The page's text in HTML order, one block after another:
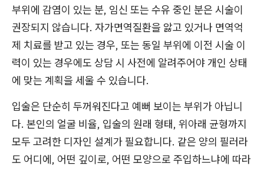
부위에 감염이 있는 분, 임신 또는 수유 중인 분은 시술이
권장되지 않습니다. 자가면역질환을 앓고 있거나 면역억
제 치료를 받고 있는 경우, 또는 동일 부위에 이전 시술 이
력이 있는 경우에도 상담 시 사전에 알려주어야 개인 상태
에 맞는 계획을 세울 수 있습니다.
입술은 단순히 두꺼워진다고 예뻐 보이는 부위가 아닙니
다. 본인의 얼굴 비율, 입술의 원래 형태, 위아래 균형까지
모두 고려한 디자인 설계가 필요합니다. 같은 양의 필러라
도 어디에, 어떤 깊이로, 어떤 모양으로 주입하느냐에 따라